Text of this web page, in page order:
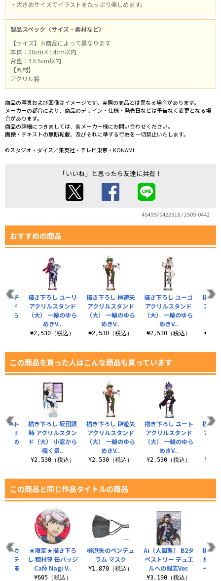
・大きめサイズでイラストをたっぷり楽しめます。
製品スペック（サイズ・素材など）
【サイズ】※商品によって異なります
本体：20cm×14cm以内
台座：9×5cm以内
【素材】
アクリル製
商品の写真および画像はイメージです。実際の商品とは異なる場合があります。
メーカーの都合により、商品のデザイン・仕様・発売日などは予告なく変更となる場
合があります。
商品の詳細につきましては、各メーカー様にお問い合わせください。
画像・テキストの無断転載、及びそれに準ずる行為を一切禁止いたします。
©スタジオ・ダイス／集英社・テレビ東京・KONAMI
「いいね」と思ったら友達に共有！
4549970422918 / 2505-0442
おすすめの商品
描き下ろし 榊遊矢
アクリルスタンド
（大） 一輪のゆら
めきV..
¥2,530（税込）
描き下ろし ユーゴ
アクリルスタンド
（大） 一輪のゆら
めきV..
¥2,530（税込）
描き
アク
柚子
ンド
ゆら
描き下ろし ユーリ
アクリルスタンド
（大） 一輪のゆら
めきV..
¥2,530（税込）
この商品を買った人はこんな商品も買っています
描き下ろし 榊遊矢
アクリルスタンド
（大） 一輪のゆら
めきV..
¥2,530（税込）
描き下ろし ユート
アクリルスタンド
（大） 一輪のゆら
めきV..
¥2,530（税込）
描き
アク
ート
ーセ
らめ
描き下ろし 坂田銀
時 アクリルスタン
ド（大） 小窓から
覗く景..
¥2,530（税込）
この商品と同じ作品タイトルの商品
榊遊矢のペンデュ
ラム マスク
¥1,870（税込）
Ai（人間態） B2タ
ペストリー デュエ
ルへの闘志Ver.
¥3,190（税込）
描き
屋外
ー 未
ルカ
ステ
未来
★限定★描き下ろ
し 穂村尊 缶バッジ
Cafè Nagi V..
¥605（税込）